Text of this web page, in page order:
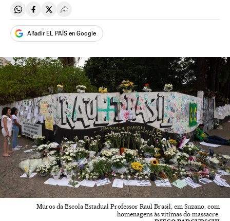
Compartir en Whatsapp
Compartir en Facebook
Compartir en Twitter
Desplegar Redes Sociales
Añadir EL PAÍS en Google
Muros da Escola Estadual Professor Raul Brasil, em Suzano, com
homenagens às vítimas do massacre.